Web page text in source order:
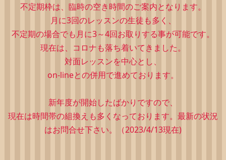
不定期枠は、 臨時の空き時間のご案内となります。
月に3回のレッスンの生徒も多く、
不定期の場合でも月に3～4回お取りする事が可能です。
現在は、コロナも落ち着いてきました。
対面レッスンを中心とし、
on-lineとの併用で進めております。
新年度が開始したばかりですので、
現在は時間帯の組換えも多くなっております。最新の状況
はお問合せ下さい。（2023/4/13現在)